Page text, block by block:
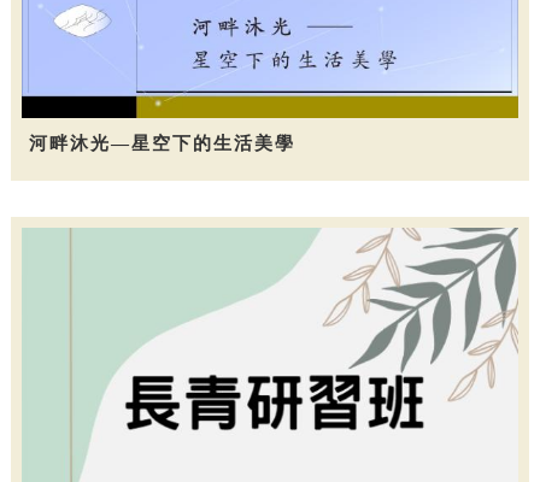
河畔沐光—星空下的生活美學